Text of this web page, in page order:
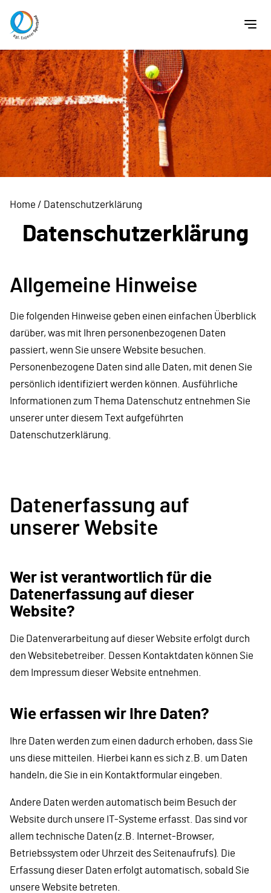
Home / Datenschutzerklärung
Datenschutzerklärung
Allgemeine Hinweise
Die folgenden Hinweise geben einen einfachen Überblick
darüber, was mit Ihren personenbezogenen Daten
passiert, wenn Sie unsere Website besuchen.
Personenbezogene Daten sind alle Daten, mit denen Sie
persönlich identifiziert werden können. Ausführliche
Informationen zum Thema Datenschutz entnehmen Sie
unserer unter diesem Text aufgeführten
Datenschutzerklärung.
Datenerfassung auf
unserer Website
Wer ist verantwortlich für die
Datenerfassung auf dieser
Website?
Die Datenverarbeitung auf dieser Website erfolgt durch
den Websitebetreiber. Dessen Kontaktdaten können Sie
dem Impressum dieser Website entnehmen.
Wie erfassen wir Ihre Daten?
Ihre Daten werden zum einen dadurch erhoben, dass Sie
uns diese mitteilen. Hierbei kann es sich z.B. um Daten
handeln, die Sie in ein Kontaktformular eingeben.
Andere Daten werden automatisch beim Besuch der
Website durch unsere IT-Systeme erfasst. Das sind vor
allem technische Daten (z.B. Internet-Browser,
Betriebssystem oder Uhrzeit des Seitenaufrufs). Die
Erfassung dieser Daten erfolgt automatisch, sobald Sie
unsere Website betreten.